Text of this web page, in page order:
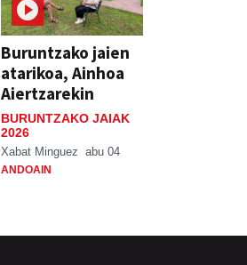
Buruntzako jaien
atarikoa, Ainhoa
Aiertzarekin
BURUNTZAKO JAIAK
2026
Xabat Minguez abu 04
ANDOAIN